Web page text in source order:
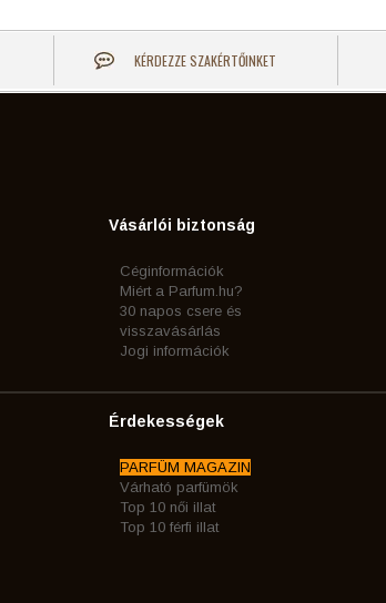
KÉRDEZZE SZAKÉRTŐINKET
Vásárlói biztonság
Céginformációk
Miért a Parfum.hu?
30 napos csere és
visszavásárlás
Jogi információk
Érdekességek
PARFÜM MAGAZIN
Várható parfümök
Top 10 női illat
Top 10 férfi illat